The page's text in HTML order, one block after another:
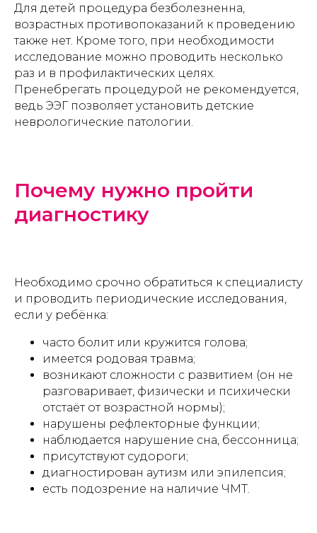
Для детей процедура безболезненна,
возрастных противопоказаний к проведению
также нет. Кроме того, при необходимости
исследование можно проводить несколько
раз и в профилактических целях.
Пренебрегать процедурой не рекомендуется,
ведь ЭЭГ позволяет установить детские
неврологические патологии.
Почему нужно пройти
диагностику
Необходимо срочно обратиться к специалисту
и проводить периодические исследования,
если у ребёнка:
часто болит или кружится голова;
имеется родовая травма;
возникают сложности с развитием (он не
разговаривает, физически и психически
отстаёт от возрастной нормы);
нарушены рефлекторные функции;
наблюдается нарушение сна, бессонница;
присутствуют судороги;
диагностирован аутизм или эпилепсия;
есть подозрение на наличие ЧМТ.